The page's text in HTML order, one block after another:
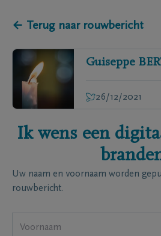
← Terug naar rouwbericht
Guiseppe
26/12/2021
Ik wens een
Uw naam en voornaam worden
rouwbericht.